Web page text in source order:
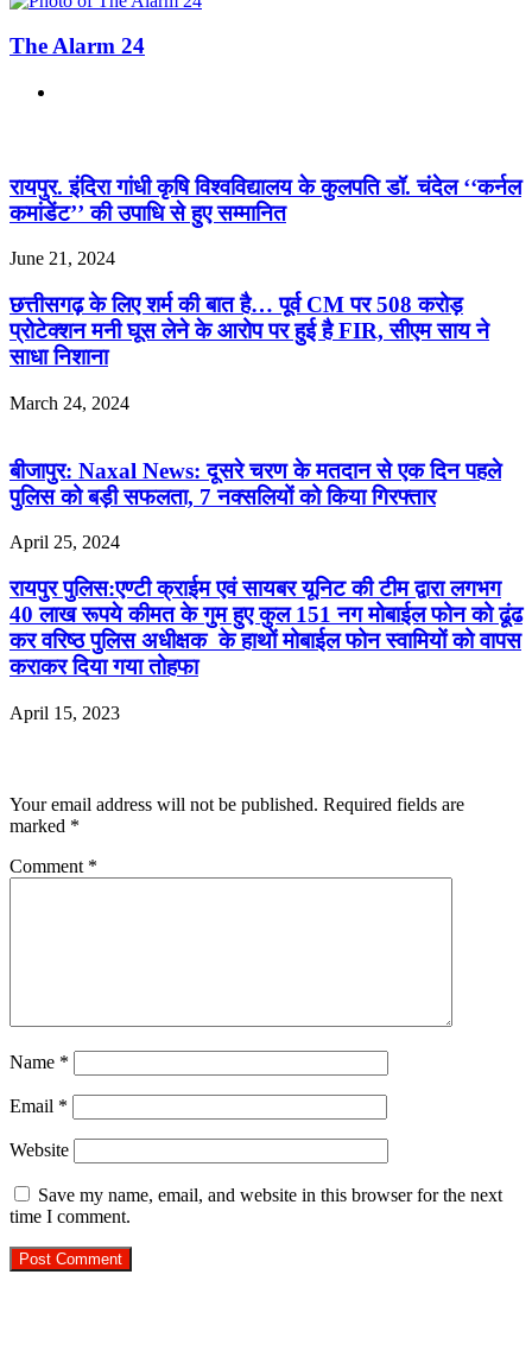
The Alarm 24
रायपुर. इंदिरा गांधी कृषि विश्वविद्यालय के कुलपति डॉ. चंदेल ‘‘कर्नल
कमांडेंट’’ की उपाधि से हुए सम्मानित
June 21, 2024
छत्तीसगढ़ के लिए शर्म की बात है… पूर्व CM पर 508 करोड़
प्रोटेक्शन मनी घूस लेने के आरोप पर हुई है FIR, सीएम साय ने
साधा निशाना
March 24, 2024
बीजापुर: Naxal News: दूसरे चरण के मतदान से एक दिन पहले
पुलिस को बड़ी सफलता, 7 नक्सलियों को किया गिरफ्तार
April 25, 2024
रायपुर पुलिस:एण्टी क्राईम एवं सायबर यूनिट की टीम द्वारा लगभग
40 लाख रूपये कीमत के गुम हुए कुल 151 नग मोबाईल फोन को ढूंढ
कर वरिष्ठ पुलिस अधीक्षक के हाथों मोबाईल फोन स्वामियों को वापस
कराकर दिया गया तोहफा
April 15, 2023
Your email address will not be published. Required fields are
marked *
Comment *
Name *
Email *
Website
Save my name, email, and website in this browser for the next
time I comment.